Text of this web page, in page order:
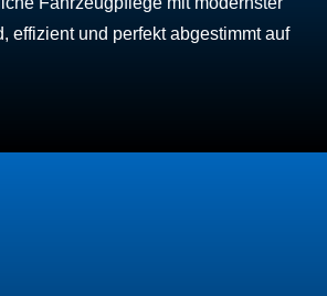
effizient und perfekt abgestimmt auf